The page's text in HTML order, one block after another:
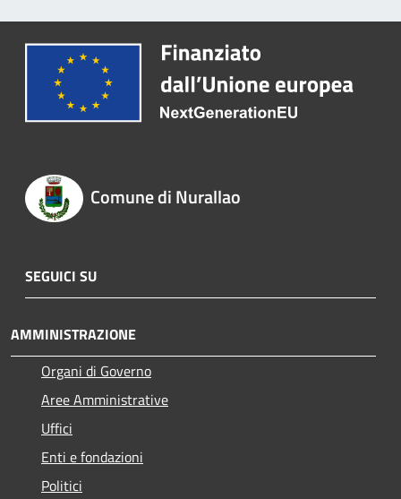
Comune di Nurallao
SEGUICI SU
AMMINISTRAZIONE
Organi di Governo
Aree Amministrative
Uffici
Enti e fondazioni
Politici